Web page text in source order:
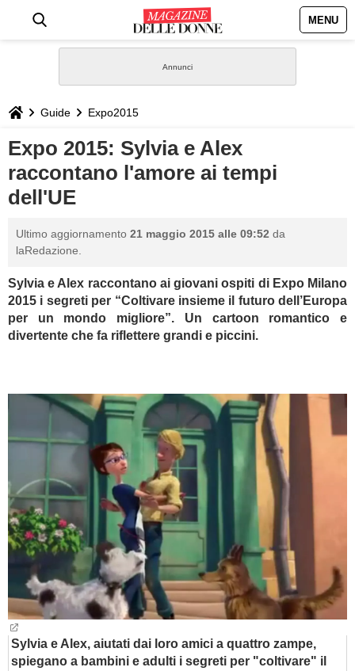
MENU
STILE
BIOGRAFIE
CAPELLI
SESSO
FORUM
Guide Expo2015
Expo 2015: Sylvia e Alex
raccontano l'amore ai tempi
dell'UE
Ultimo aggiornamento 21 maggio 2015 alle 09:52 da
laRedazione.
Sylvia e Alex raccontano ai giovani ospiti di Expo Milano
2015 i segreti per “Coltivare insieme il futuro dell’Europa
per un mondo migliore”. Un cartoon romantico e
divertente che fa riflettere grandi e piccini.
Sylvia e Alex, aiutati dai loro amici a quattro zampe,
spiegano a bambini e adulti i segreti per "coltivare" il